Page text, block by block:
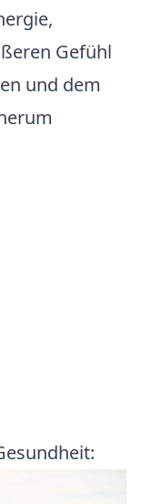
Gefühl
und dem